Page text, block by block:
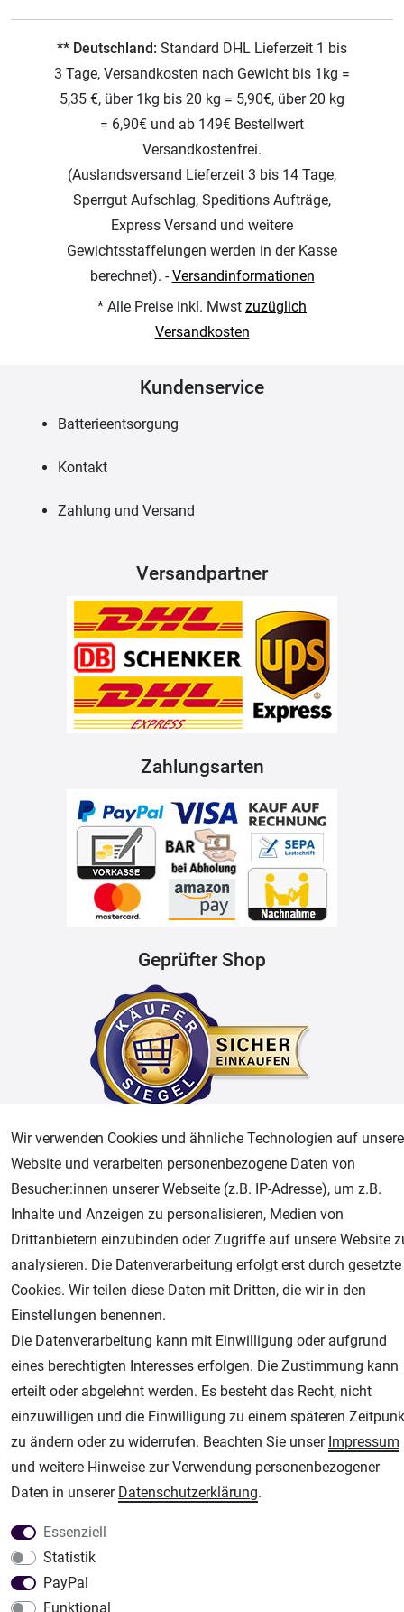
** Deutschland: Standard DHL Lieferzeit 1 bis
3 Tage, Versandkosten nach Gewicht bis 1kg =
5,35 €, über 1kg bis 20 kg = 5,90€, über 20 kg
= 6,90€ und ab 149€ Bestellwert
Versandkostenfrei.
(Auslandsversand Lieferzeit 3 bis 14 Tage,
Sperrgut Aufschlag, Speditions Aufträge,
Express Versand und weitere
Gewichtsstaffelungen werden in der Kasse
berechnet). -Versandinformationen
* Alle Preise inkl. Mwst zuzüglich
Versandkosten
Kundenservice
Batterieentsorgung
Kontakt
Zahlung und Versand
Versandpartner
Zahlungsarten
Geprüfter Shop
AGB Widerrufsrecht Datenschutz Impressum
Unsere weiteren Shops:
Airbrush-City
Fachhandel für: Airbrushpistolen, Kompressoren, Airbrushfarben
Modellbau-City
Modellbau Shop
Schneideplotter, Transferpressen, Siebdruck und Plotterfolien
Im Shop Kaufen
Küchen Zubehör - Haus/Garten - Tierbedarf
Wir verwenden Cookies und ähnliche Technologien auf
Website und verarbeiten personenbezogene Daten von
Besucher:innen unserer Webseite (z.B. IP-Adresse), um z.B.
Inhalte und Anzeigen zu personalisieren, Medien von
Drittanbietern einzubinden oder Zugriffe auf unsere Website
analysieren. Die Datenverarbeitung erfolgt erst durch gesetzte
Cookies. Wir teilen diese Daten mit Dritten, die wir in den
Einstellungen benennen.
Die Datenverarbeitung kann mit Einwilligung oder aufgrund
eines berechtigten Interesses erfolgen. Die Zustimmung kann
erteilt oder abgelehnt werden. Es besteht das Recht, nicht
einzuwilligen und die Einwilligung zu einem späteren
zu ändern oder zu widerrufen. Beachten Sie unser Impressum
und weitere Hinweise zur Verwendung personenbezogener
Daten in unserer Daten­schutz­erklärung.
Essenziell
Statistik
PayPal
Funktional